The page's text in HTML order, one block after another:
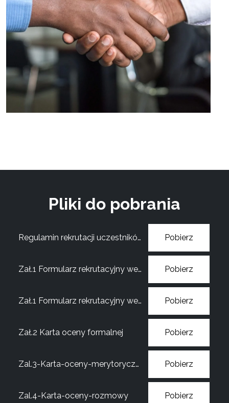
Pliki do pobrania
Regulamin rekrutacji uczestników Pobierz
Zał.1 Formularz rekrutacyjny wersja cz-b Pobierz
Zał.1 Formularz rekrutacyjny wersja kolor Pobierz
Zał.2 Karta oceny formalnej Pobierz
Zal.3-Karta-oceny-merytorycznej Pobierz
Zal.4-Karta-oceny-rozmowy Pobierz